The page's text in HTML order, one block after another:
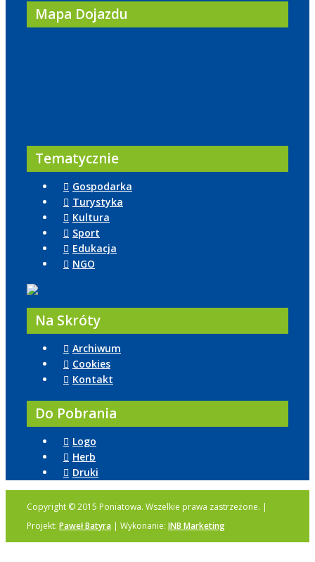
Mapa Dojazdu
Tematycznie
Gospodarka
Turystyka
Kultura
Sport
Edukacja
NGO
Na Skróty
Archiwum
Cookies
Kontakt
Do Pobrania
Logo
Herb
Druki
Copyright © 2015 Poniatowa. Wszelkie prawa zastrzeżone. |
Projekt: Paweł Batyra | Wykonanie: INB Marketing